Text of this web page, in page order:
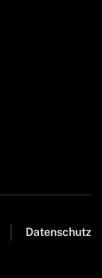
Datenschutz